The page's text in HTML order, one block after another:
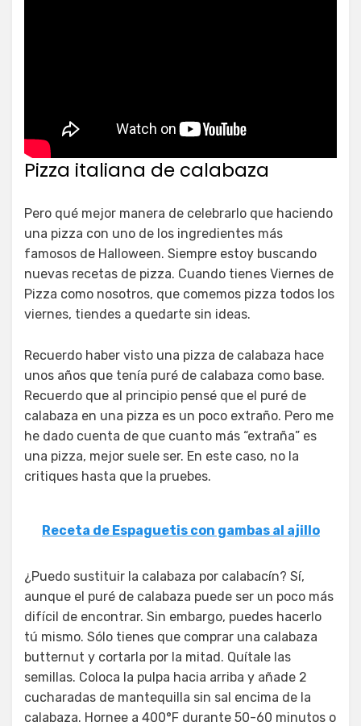
Pizza italiana de calabaza
Pero qué mejor manera de celebrarlo que haciendo
una pizza con uno de los ingredientes más
famosos de Halloween. Siempre estoy buscando
nuevas recetas de pizza. Cuando tienes Viernes de
Pizza como nosotros, que comemos pizza todos los
viernes, tiendes a quedarte sin ideas.
Recuerdo haber visto una pizza de calabaza hace
unos años que tenía puré de calabaza como base.
Recuerdo que al principio pensé que el puré de
calabaza en una pizza es un poco extraño. Pero me
he dado cuenta de que cuanto más “extraña” es
una pizza, mejor suele ser. En este caso, no la
critiques hasta que la pruebes.
Receta de Espaguetis con gambas al ajillo
¿Puedo sustituir la calabaza por calabacín? Sí,
aunque el puré de calabaza puede ser un poco más
difícil de encontrar. Sin embargo, puedes hacerlo
tú mismo. Sólo tienes que comprar una calabaza
butternut y cortarla por la mitad. Quítale las
semillas. Coloca la pulpa hacia arriba y añade 2
cucharadas de mantequilla sin sal encima de la
calabaza. Hornee a 400°F durante 50-60 minutos o